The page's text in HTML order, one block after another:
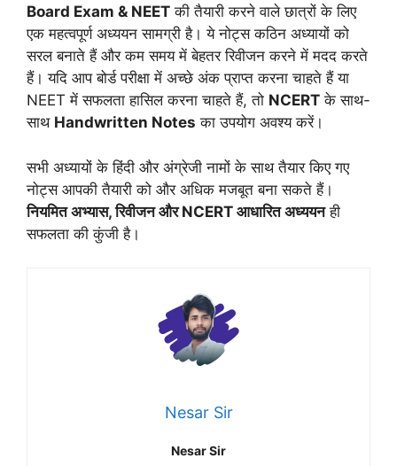
Board Exam & NEET की तैयारी करने वाले छात्रों के लिए
एक महत्वपूर्ण अध्ययन सामग्री है। ये नोट्स कठिन अध्यायों को
सरल बनाते हैं और कम समय में बेहतर रिवीजन करने में मदद करते
हैं। यदि आप बोर्ड परीक्षा में अच्छे अंक प्राप्त करना चाहते हैं या
NEET में सफलता हासिल करना चाहते हैं, तो NCERT के साथ-
साथ Handwritten Notes का उपयोग अवश्य करें।
सभी अध्यायों के हिंदी और अंग्रेजी नामों के साथ तैयार किए गए
नोट्स आपकी तैयारी को और अधिक मजबूत बना सकते हैं।
नियमित अभ्यास, रिवीजन और NCERT आधारित अध्ययनही
सफलता की कुंजी है।
Nesar Sir
Nesar Sir